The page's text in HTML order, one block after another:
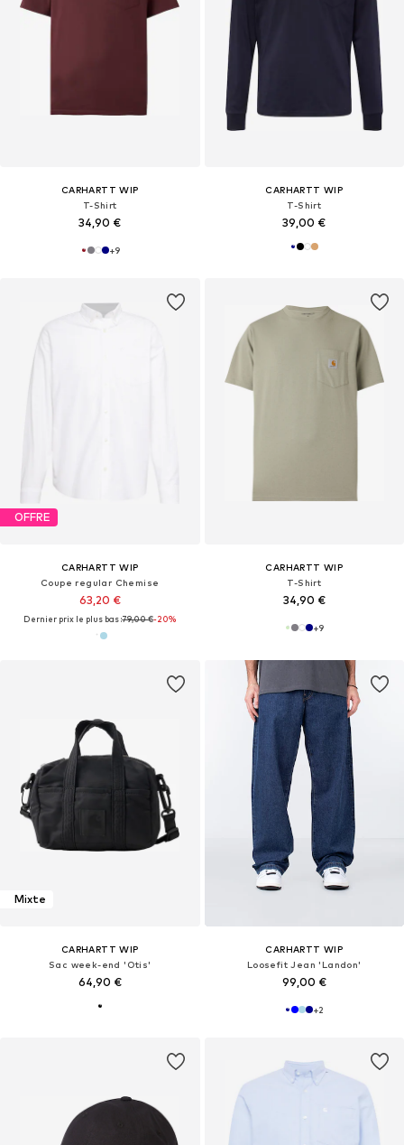
CARHARTT WIP
T-Shirt
34,90 €
+9
CARHARTT WIP
T-Shirt
39,00 €
OFFRE
CARHARTT WIP
Coupe regular Chemise
63,20 €
Dernier prix le plus bas :79,00 €-20%
CARHARTT WIP
T-Shirt
34,90 €
+9
Mixte
CARHARTT WIP
Sac week-end 'Otis'
64,90 €
CARHARTT WIP
Loosefit Jean 'Landon'
99,00 €
+2